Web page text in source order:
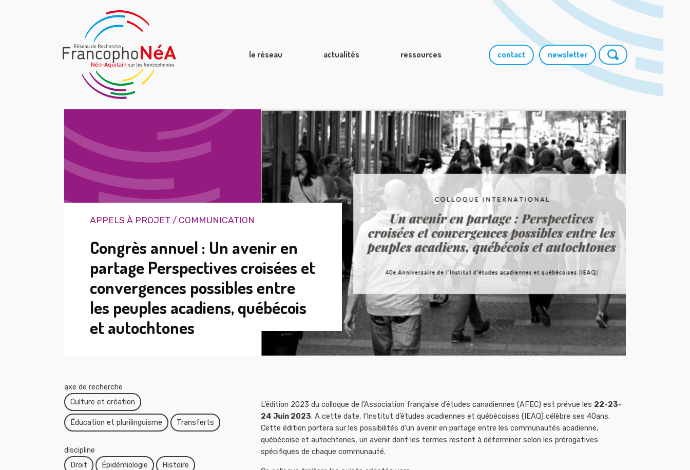
le réseau actualités ressources contact newsletter
APPELS À PROJET / COMMUNICATION
Congrès annuel : Un avenir en
partage Perspectives croisées et
convergences possibles entre
les peuples acadiens, québécois
et autochtones
axe de recherche
Culture et création
Éducation et plurilinguisme Transferts
discipline
Droit
Épidémiologie Histoire
L’édition 2023 du colloque de l’Association française d’études canadiennes (AFEC) est prévue les 22-23-
24 Juin 2023. A cette date, l’Institut d’études acadiennes et québécoises (IEAQ) célèbre ses 40ans.
Cette édition portera sur les possibilités d’un avenir en partage entre les communautés acadienne,
québécoise et autochtones, un avenir dont les termes restent à déterminer selon les prérogatives
spécifiques de chaque communauté.